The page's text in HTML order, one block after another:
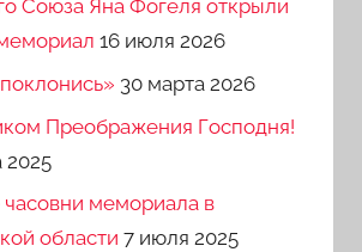
Союза Яна Фогеля открыли
16 июля 2026
30 марта 2026
Преображения Господня!
2025
мемориала в
области 7 июля 2025